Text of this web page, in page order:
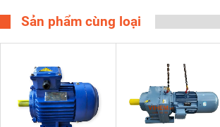
Sản phẩm cùng loại